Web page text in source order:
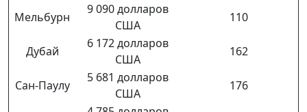
Мельбурн
9 090 долларов
США
110
Дубай
6 172 долларов
США
162
Сан-Паулу
5 681 долларов
США
176